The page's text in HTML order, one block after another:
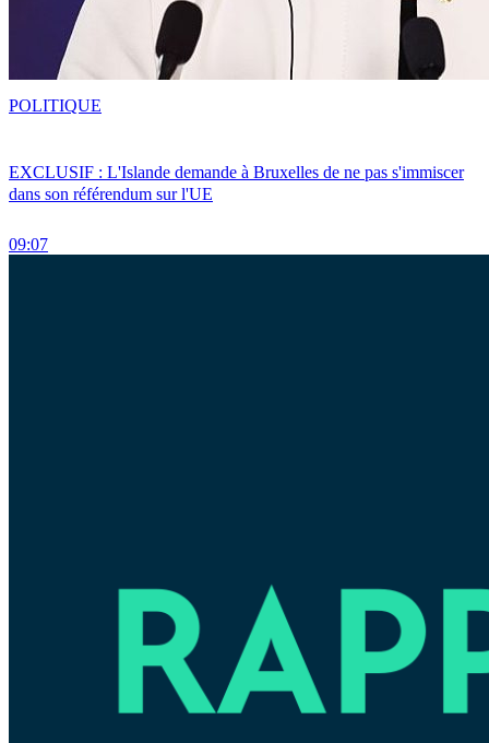
EXCLUSIF : L'Islande demande à Bruxelles de ne pas s'immiscer
dans son référendum sur l'UE
09:07
POLITIQUE